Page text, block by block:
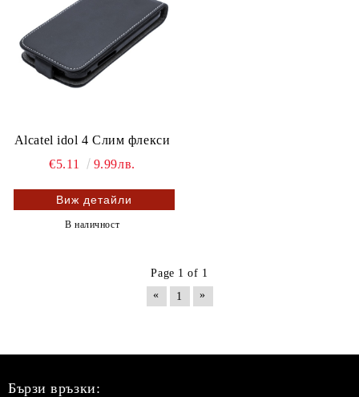
Alcatel idol 4 Слим флекси
€5.11
9.99лв.
Виж детайли
В наличност
Page 1 of 1
«
1 »
Бързи връзки: